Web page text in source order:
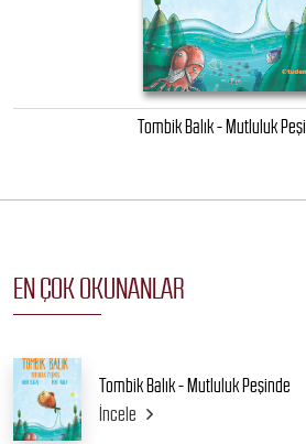
Tombik Balık - Mutluluk
EN ÇOK OKUNANLAR
Tombik Balık - Mutluluk Peşinde
İncele